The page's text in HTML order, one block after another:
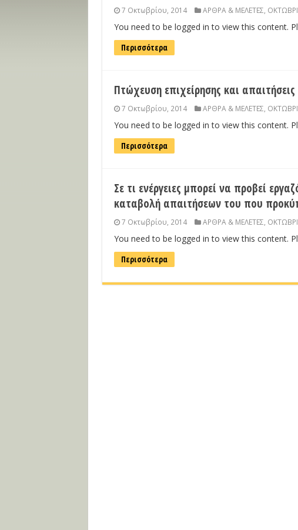
7 Οκτωβρίου, 2014 ΑΡΘΡΑ & ΜΕΛΕΤΕΣ
You need to be logged in to view this content.
Περισσότερα
Πτώχευση επιχείρησης και
7 Οκτωβρίου, 2014 ΑΡΘΡΑ & ΜΕΛΕΤΕΣ
You need to be logged in to view this content.
Περισσότερα
Σε τι ενέργειες μπορεί να προβεί
καταβολή απαιτήσεων του που
7 Οκτωβρίου, 2014 ΑΡΘΡΑ & ΜΕΛΕΤΕΣ
You need to be logged in to view this content.
Περισσότερα